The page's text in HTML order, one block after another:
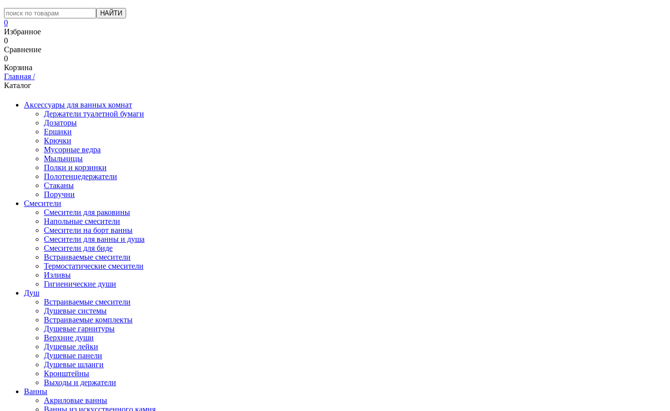
0
Избранное
0
Сравнение
0
Корзина
Главная /
Каталог
Аксессуары для ванных комнат
Держатели туалетной бумаги
Дозаторы
Ершики
Крючки
Мусорные ведра
Мыльницы
Полки и корзинки
Полотенцедержатели
Стаканы
Поручни
Смесители
Смесители для раковины
Напольные смесители
Смесители на борт ванны
Смесители для ванны и душа
Смесители для биде
Встраиваемые смесители
Термостатические смесители
Изливы
Гигиенические души
Душ
Встраиваемые смесители
Душевые системы
Встраиваемые комплекты
Душевые гарнитуры
Верхние души
Душевые лейки
Душевые панели
Душевые шланги
Кронштейны
Выходы и держатели
Ванны
Акриловые ванны